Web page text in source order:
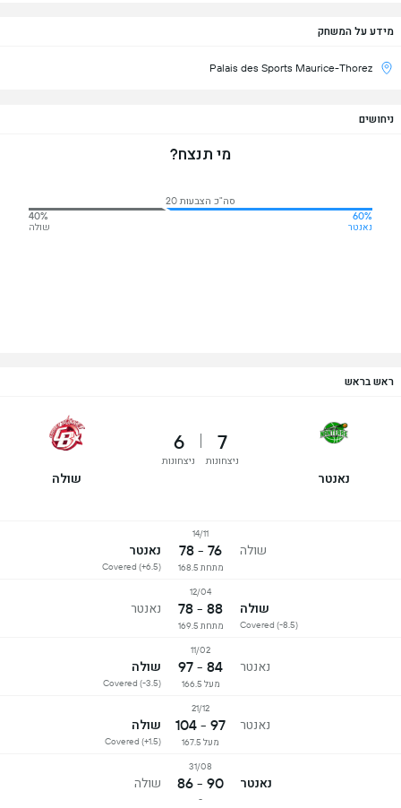
מידע על המשחק
Palais des Sports Maurice-Thorez
ניחושים
מי תנצח?
סה"כ הצבעות 20
60%
נאנטר
40%
שולה
ראש בראש
נאנטר
7
ניצחונות
6
ניצחונות
שולה
שולה
14/11
76 - 78 נאנטר
Covered (+6.5) מתחת 168.5
שולה
Covered (-8.5)
12/04
88 - 78 נאנטר
מתחת 169.5
נאנטר
11/02
84 - 97 שולה
Covered (-3.5) מעל 166.5
נאנטר
21/12
97 - 104 שולה
Covered (+1.5) מעל 167.5
נאנטר
31/08
90 - 86 שולה
-